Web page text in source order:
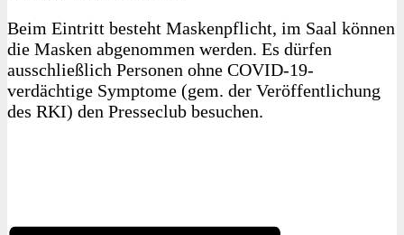
Beim Eintritt besteht Maskenpflicht, im Saal können
die Masken abgenommen werden. Es dürfen
ausschließlich Personen ohne COVID-19-
verdächtige Symptome (gem. der Veröffentlichung
des RKI) den Presseclub besuchen.